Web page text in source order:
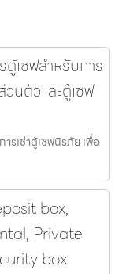
เซฟสำหรับการ
วนตัวและตู้เซฟ
รเช่าตู้เซฟนิรภัย เพื่อ
box,
Private
box